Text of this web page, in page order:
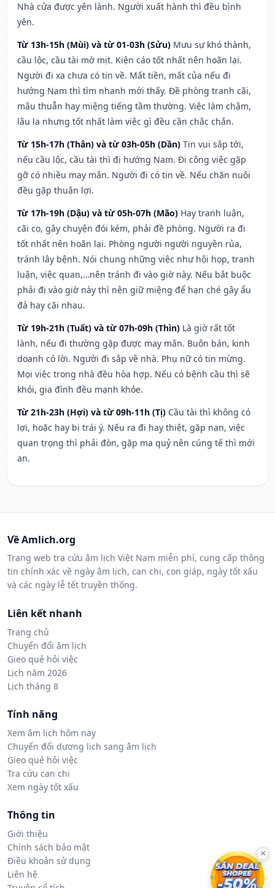
Nhà cửa được yên lành. Người xuất hành thì đều bình
yên.
Từ 13h-15h (Mùi) và từ 01-03h (Sửu) Mưu sự khó thành,
cầu lộc, cầu tài mờ mịt. Kiện cáo tốt nhất nên hoãn lại.
Người đi xa chưa có tin về. Mất tiền, mất của nếu đi
hướng Nam thì tìm nhanh mới thấy. Đề phòng tranh cãi,
mâu thuẫn hay miệng tiếng tầm thường. Việc làm chậm,
lâu la nhưng tốt nhất làm việc gì đều cần chắc chắn.
Từ 15h-17h (Thân) và từ 03h-05h (Dần) Tin vui sắp tới,
nếu cầu lộc, cầu tài thì đi hướng Nam. Đi công việc gặp
gỡ có nhiều may mắn. Người đi có tin về. Nếu chăn nuôi
đều gặp thuận lợi.
Từ 17h-19h (Dậu) và từ 05h-07h (Mão) Hay tranh luận,
cãi cọ, gây chuyện đói kém, phải đề phòng. Người ra đi
tốt nhất nên hoãn lại. Phòng người người nguyền rủa,
tránh lây bệnh. Nói chung những việc như hội họp, tranh
luận, việc quan,…nên tránh đi vào giờ này. Nếu bắt buộc
phải đi vào giờ này thì nên giữ miệng để hạn ché gây ẩu
đả hay cãi nhau.
Từ 19h-21h (Tuất) và từ 07h-09h (Thìn) Là giờ rất tốt
lành, nếu đi thường gặp được may mắn. Buôn bán, kinh
doanh có lời. Người đi sắp về nhà. Phụ nữ có tin mừng.
Mọi việc trong nhà đều hòa hợp. Nếu có bệnh cầu thì sẽ
khỏi, gia đình đều mạnh khỏe.
Từ 21h-23h (Hợi) và từ 09h-11h (Tị) Cầu tài thì không có
lợi, hoặc hay bị trái ý. Nếu ra đi hay thiệt, gặp nạn, việc
quan trọng thì phải đòn, gặp ma quỷ nên cúng tế thì mới
an.
Về Amlich.org
Trang web tra cứu âm lịch Việt Nam miễn phí, cung cấp thông
tin chính xác về ngày âm lịch, can chi, con giáp, ngày tốt xấu
và các ngày lễ tết truyền thống.
Liên kết nhanh
Trang chủ
Chuyển đổi âm lịch
Gieo quẻ hỏi việc
Lịch năm 2026
Lịch tháng 8
Tính năng
Xem âm lịch hôm nay
Chuyển đổi dương lịch sang âm lịch
Gieo quẻ hỏi việc
Tra cứu can chi
Xem ngày tốt xấu
Thông tin
Giới thiệu
Chính sách bảo mật
Điều khoản sử dụng
Liên hệ
×